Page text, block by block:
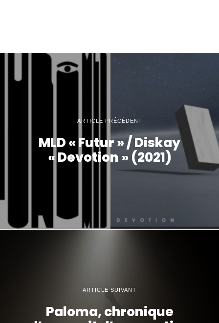
ARTICLE PRÉCÉDENT
MLD « Futur » / Diskay
« Devotion » (2021)
ARTICLE SUIVANT
Paloma, chronique